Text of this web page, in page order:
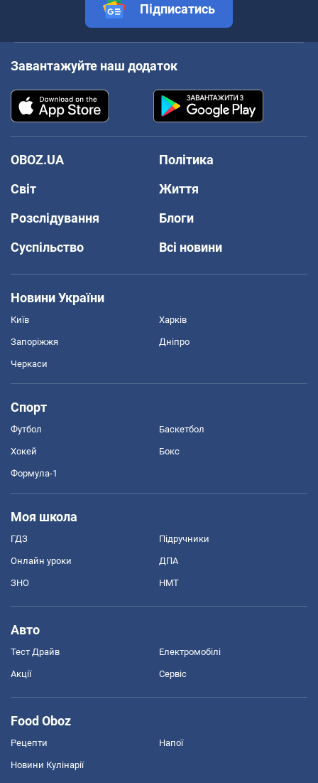
Підписатись
Завантажуйте наш додаток
OBOZ.UA
Політика
Світ
Життя
Розслідування
Блоги
Суспільство
Всі новини
Новини України
Київ Харків
Запоріжжя Дніпро
Черкаси
Спорт
Футбол Баскетбол
Хокей Бокс
Формула-1
Моя школа
ГДЗ Підручники
Онлайн уроки ДПА
ЗНО НМТ
Авто
Тест Драйв Електромобілі
Акції Сервіс
Food Oboz
Рецепти Напої
Новини Кулінарії